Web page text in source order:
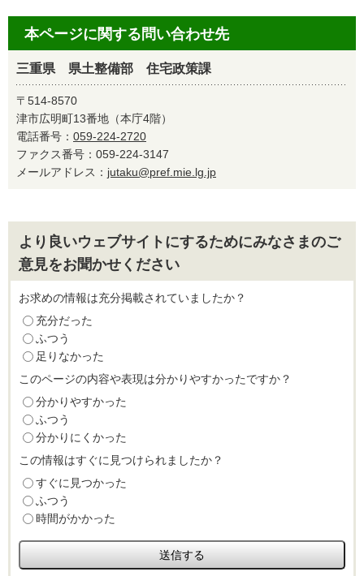
本ページに関する問い合わせ先
三重県 県土整備部 住宅政策課
〒514-8570
津市広明町13番地（本庁4階）
電話番号： 059-224-2720
ファクス番号：059-224-3147
メールアドレス： jutaku@pref.mie.lg.jp
より良いウェブサイトにするためにみなさまのご
意見をお聞かせください
お求めの情報は充分掲載されていましたか？
充分だった
ふつう
足りなかった
このページの内容や表現は分かりやすかったですか？
分かりやすかった
ふつう
分かりにくかった
この情報はすぐに見つけられましたか？
すぐに見つかった
ふつう
時間がかかった